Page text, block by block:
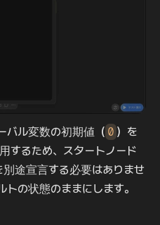
バル変数の初期値（ 0 ）を
するため、スタートノード
途宣言する必要はありませ
の状態のままにします。